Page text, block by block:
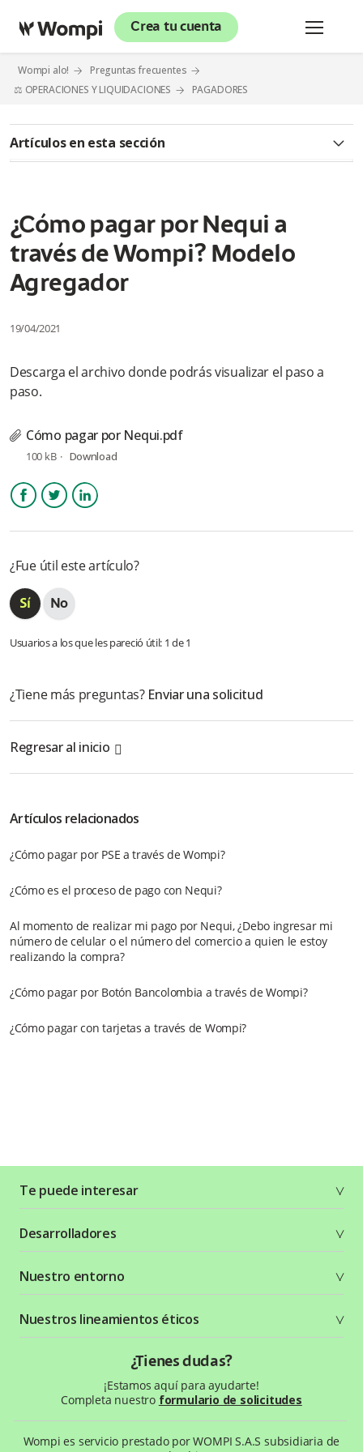
Crea tu cuenta
Wompi alo!
Preguntas frecuentes
⚖️ OPERACIONES Y LIQUIDACIONES
PAGADORES
Artículos en esta sección
Al momento de realizar mi pago por Nequi, ¿Debo ingresar
mi número de celular o el número del comercio a quien le
estoy realizando la compra?
¿Cómo pagar por PSE a través de Wompi?
Agregador
¿Cómo pagar por Corresponsal bancario a través de Wompi?
¿Cómo pagar por Nequi a
través de Wompi? Modelo
Agregador
19/04/2021
Descarga el archivo donde podrás visualizar el paso a
paso.
Cómo pagar por Nequi.pdf
100 kB Download
¿Fue útil este artículo?
Usuarios a los que les pareció útil: 1 de 1
¿Tiene más preguntas? Enviar una solicitud
Regresar al inicio
Artículos relacionados
¿Cómo pagar por PSE a través de Wompi?
¿Cómo es el proceso de pago con Nequi?
Al momento de realizar mi pago por Nequi, ¿Debo ingresar mi
número de celular o el número del comercio a quien le estoy
realizando la compra?
¿Cómo pagar por Botón Bancolombia a través de Wompi?
¿Cómo pagar con tarjetas a través de Wompi?
Te puede interesar
Planes y tarifas
Crea tu cuenta
Seguridad
Términos y condiciones
Política de privacidad
Desarrolladores
Recursos gráficos
Status Page
Nuestro entorno
¿Qué es Wompi?
Wiki Wompi
Preguntas frecuentes
Nuestros lineamientos éticos
¿Tienes dudas?
¡Estamos aquí para ayudarte!
Completa nuestro formulario de solicitudes
Wompi es servicio prestado por WOMPI S.A.S subsidiaria de